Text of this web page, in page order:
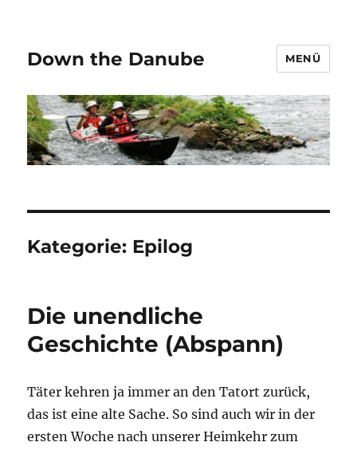
Down the Danube MENÜ
Kategorie: Epilog
Die unendliche
Geschichte (Abspann)
Täter kehren ja immer an den Tatort zurück,
das ist eine alte Sache. So sind auch wir in der
ersten Woche nach unserer Heimkehr zum